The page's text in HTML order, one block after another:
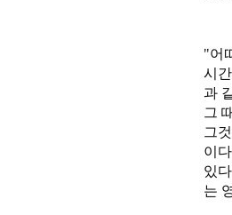
"어
시
과
그
그
이
있
는